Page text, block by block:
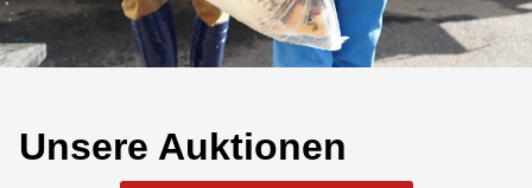
Unsere Auktionen